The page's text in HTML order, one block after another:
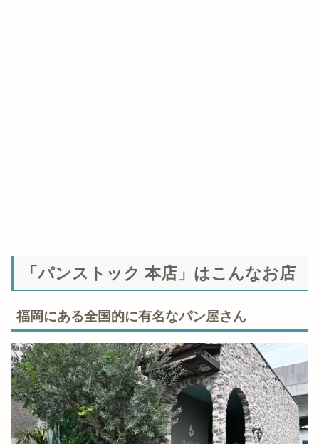
「パンストック 本店」はこんなお店
福岡にある全国的に有名なパン屋さん